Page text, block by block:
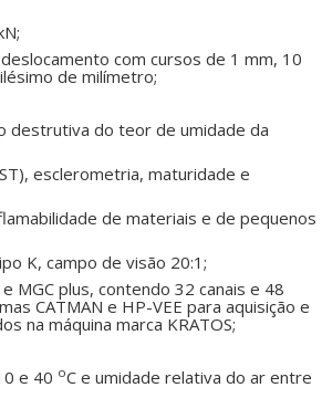
com cursos de 1 mm, 10
de milímetro;
destrutiva do teor de umidade da
esclerometria, maturidade e
de materiais e de pequenos
K, campo de visão 20:1;
MGC plus, contendo 32 canais e 48
CATMAN e HP-VEE para aquisição e
na máquina marca KRATOS;
e 40 oC e umidade relativa do ar entre